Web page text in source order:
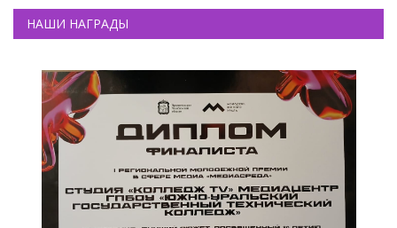
НАШИ НАГРАДЫ